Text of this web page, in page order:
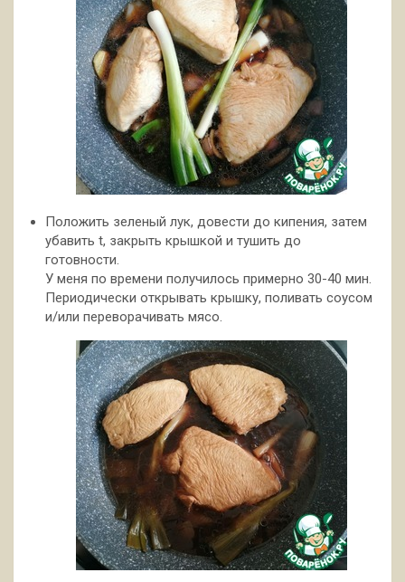
Положить зеленый лук, довести до кипения, затем
убавить t, закрыть крышкой и тушить до
готовности.
У меня по времени получилось примерно 30-40 мин.
Периодически открывать крышку, поливать соусом
и/или переворачивать мясо.